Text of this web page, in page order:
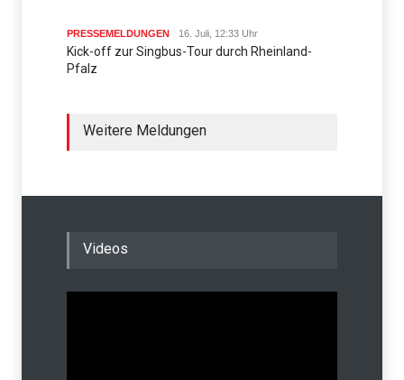
PRESSEMELDUNGEN 16. Juli, 12:33 Uhr
Kick-off zur Singbus-Tour durch Rheinland-
Pfalz
Weitere Meldungen
Videos